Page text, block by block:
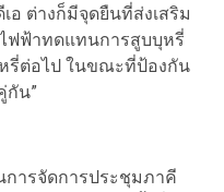
อ ต่างก็มีจุดยืนที่ส่งเสริม
ฟฟ้าทดแทนการสูบบุหรี่
รี่ต่อไป ในขณะที่ป้องกัน
กัน”
ารจัดการประชุมภาคี